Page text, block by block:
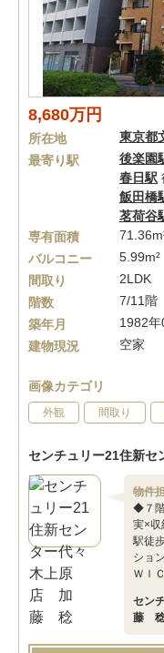
8,680万円
所在地 東京都
最寄り駅
後楽園
春日駅
飯田橋
茗荷谷
専有面積
バルコニー
5.99m²
間取り
2LDK
階数
7/11階
築年月
1982年
建物現況
空家
画像カテゴリ
外観 間取り
センチュリー21住新セ
物件
◆７階
実×収
駅徒
ショ
ＷＩ
セン
藤